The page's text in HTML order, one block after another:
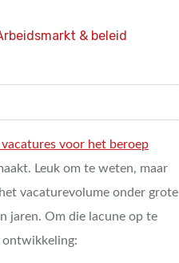
& beleid
voor het beroep
Leuk om te weten, maar
vacaturevolume onder grote
jaren. Om die lacune op te
ontwikkeling: